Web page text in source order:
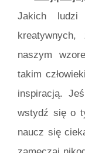
Jakich ludzi
naszym
takim
inspiracją.
wstydź się o
naucz się